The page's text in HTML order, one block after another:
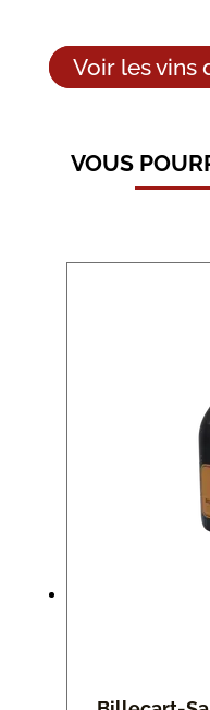
Voir les vins
VOUS